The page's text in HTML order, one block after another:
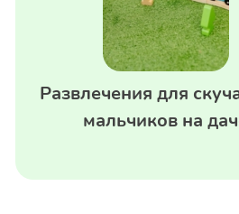
Развлечения для
мальчиков на